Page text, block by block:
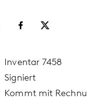
Inventar 7458
Signiert
Kommt mit